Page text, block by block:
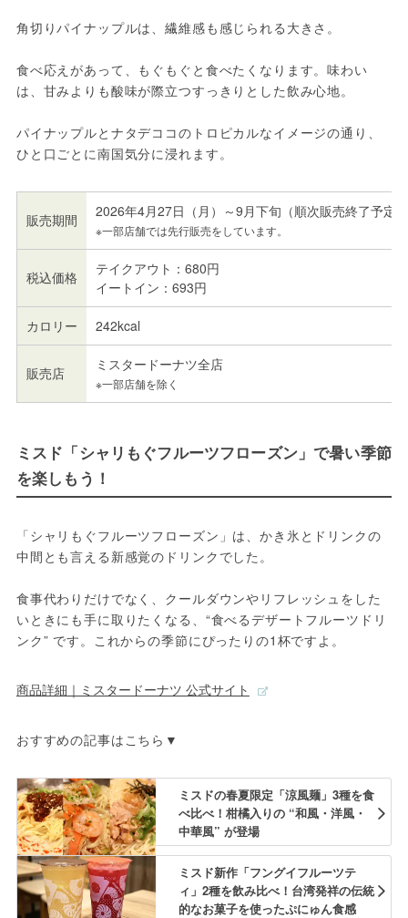
角切りパイナップルは、繊維感も感じられる大きさ。
食べ応えがあって、もぐもぐと食べたくなります。味わい
は、甘みよりも酸味が際立つすっきりとした飲み心地。
パイナップルとナタデココのトロピカルなイメージの通り、
ひと口ごとに南国気分に浸れます。
販売期間 2026年4月27日（月）～9月下旬（順次販売終了予定）
※一部店舗では先行販売をしています。
税込価格
テイクアウト：680円
イートイン：693円
カロリー 242kcal
販売店 ミスタードーナツ全店
※一部店舗を除く
ミスド「シャリもぐフルーツフローズン」で暑い季節
を楽しもう！
「シャリもぐフルーツフローズン」は、かき氷とドリンクの
中間とも言える新感覚のドリンクでした。
食事代わりだけでなく、クールダウンやリフレッシュをした
いときにも手に取りたくなる、“食べるデザートフルーツドリ
ンク” です。これからの季節にぴったりの1杯ですよ。
商品詳細｜ミスタードーナツ 公式サイト
おすすめの記事はこちら▼
ミスドの春夏限定「涼風麺」3種を食
べ比べ！柑橘入りの “和風・洋風・
中華風” が登場
ミスド新作「フングイフルーツテ
ィ」2種を飲み比べ！台湾発祥の伝統
的なお菓子を使ったぷにゅん食感